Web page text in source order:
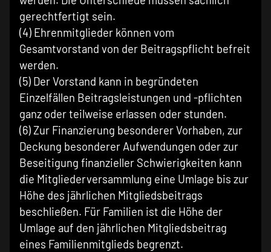
gerechtfertigt sein.
(4) Ehrenmitglieder können vom
Gesamtvorstand von der Beitragspflicht befreit
werden.
(5) Der Vorstand kann in begründeten
Einzelfällen Beitragsleistungen und -pflichten
ganz oder teilweise erlassen oder stunden.
(6) Zur Finanzierung besonderer Vorhaben, zur
Deckung besonderer Aufwendungen oder zur
Beseitigung finanzieller Schwierigkeiten kann
die Mitgliederversammlung eine Umlage bis zur
Höhe des jährlichen Mitgliedsbeitrags
beschließen. Für Familien ist die Höhe der
Umlage auf den jährlichen Mitgliedsbeitrag
eines Familienmitglieds begrenzt.